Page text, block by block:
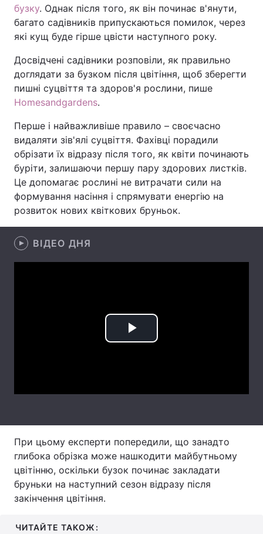
Головна Війна
Україна
Економіка Світ
Спорт Наука
Техно і зв'язок
Зброя Інциденти
Здоров'я Туризм
Цікавинки Погода
Екологія Регіони
Лонгріди
Тема оформлення
бузку. Однак після того, як він починає в'янути,
багато садівників припускаються помилок, через
які кущ буде гірше цвісти наступного року.
Досвідчені садівники розповіли, як правильно
доглядати за бузком після цвітіння, щоб зберегти
пишні суцвіття та здоров'я рослини, пише
Homesandgardens.
Перше і найважливіше правило – своєчасно
видаляти зів'ялі суцвіття. Фахівці порадили
обрізати їх відразу після того, як квіти починають
буріти, залишаючи першу пару здорових листків.
Це допомагає рослині не витрачати сили на
формування насіння і спрямувати енергію на
розвиток нових квіткових бруньок.
ВІДЕО ДНЯ
Play
При цьому експерти попередили, що занадто
глибока обрізка може нашкодити майбутньому
цвітінню, оскільки бузок починає закладати
бруньки на наступний сезон відразу після
закінчення цвітіння.
ЧИТАЙТЕ ТАКОЖ: